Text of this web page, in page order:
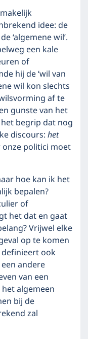
idee: de
‘algemene wil’.
een kale
of
hij de ‘wil van
wil kon slechts
af te
gunste van het
begrip dat nog
discours:het
politici moet
hoe kan ik het
bepalen?
of
het dat en gaat
Vrijwel elke
op te komen
definieert ook
andere
van een
algemeen
bij de
zal